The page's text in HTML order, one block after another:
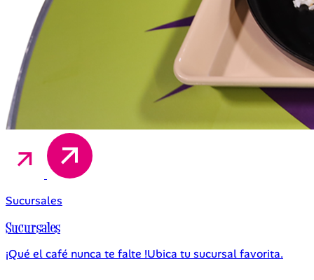
Sucursales
Sucursales
¡Qué el café nunca te falte !Ubica tu sucursal favorita.